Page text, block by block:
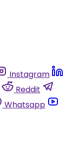
Instagram
Reddit
Whatsapp